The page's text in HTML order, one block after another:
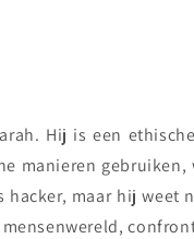
Hij is een
manieren
maar hij weet